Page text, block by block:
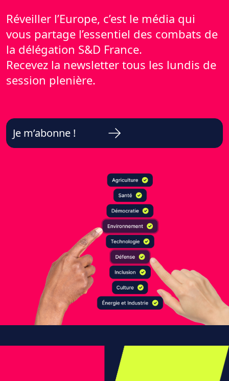
Réveiller l’Europe, c’est le média qui
vous partage l’essentiel des combats de
la délégation S&D France.
Recevez la newsletter tous les lundis de
session plenière.
Je m’abonne !